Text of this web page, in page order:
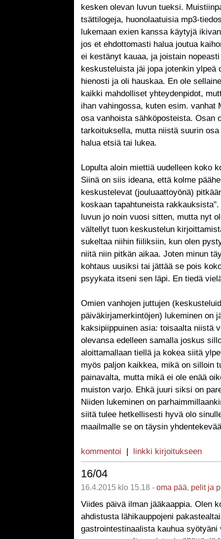
kesken olevan luvun tueksi.
tsättilogeja, huonolaatuisia mp3-
lukemaan exien kanssa käytyjä
jos et ehdottomasti halua joutua
ei kestänyt kauaa, ja joistain
keskusteluista jäi jopa jotenkin ylpeä
hienosti ja oli hauskaa. En ole
kaikki mahdolliset yhteydenpidot,
ihan vahingossa, kuten esim. vanhat
osa vanhoista sähköposteista. Osan
tarkoituksella, mutta niistä suurin
halua etsiä tai lukea.
Lopulta aloin miettiä uudelleen koko
Siinä on siis ideana, että kolme
keskustelevat (jouluaattoyönä)
koskaan tapahtuneista
luvun jo noin vuosi sitten, mutta nyt
vältellyt tuon keskustelun
sukeltaa niihin fiiliksiin, kun olen
niitä niin pitkän aikaa. Joten minun
kohtaus uusiksi tai jättää se pois
psyykata itseni sen läpi. En tiedä
Omien vanhojen juttujen
päiväkirjamerkintöjen) lukeminen on
kaksipiippuinen asia: toisaalta niistä
olevansa edelleen samalla joskus
aloittamallaan tiellä ja kokea siitä
myös paljon kaikkea, mikä on silloin
painavalta, mutta mikä ei ole enää
muiston varjo. Ehkä juuri siksi on
Niiden lukeminen on
siitä tulee hetkellisesti hyvä olo
maailmalle se on täysin
kommentoi | linkki kirjoitukseen
16/04
16.4.2015 klo 15.18 - oma pää, pelit ja
Viides päivä ilman jääkaappia. Olen
ahdistusta lähikauppojeni
gastrointestinaalista kauhua